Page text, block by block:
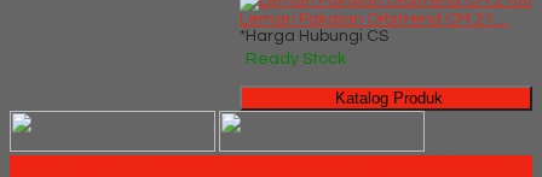
Lemari Pakaian Orbitrend CM 21....
*Harga Hubungi CS
Ready Stock
Katalog Produk